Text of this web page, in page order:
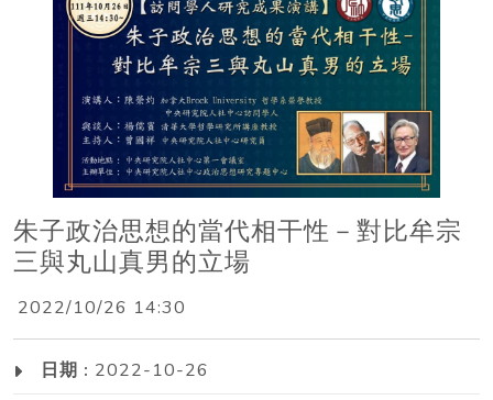
朱子政治思想的當代相干性－對比牟宗
三與丸山真男的立場
2022/10/26 14:30
日期 : 2022-10-26